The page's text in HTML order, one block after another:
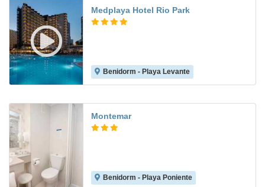
Medplaya Hotel Rio Park
Benidorm - Playa Levante
Montemar
Benidorm - Playa Poniente